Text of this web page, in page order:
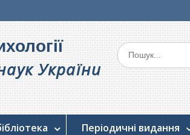
України
Шукати:
Періодичні видання